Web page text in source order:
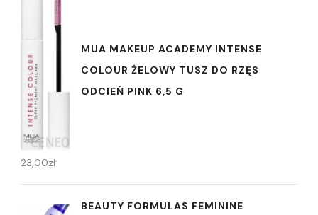
MUA MAKEUP ACADEMY INTENSE
COLOUR ŻELOWY TUSZ DO RZĘS
ODCIEŃ PINK 6,5 G
23,00zł
BEAUTY FORMULAS FEMININE